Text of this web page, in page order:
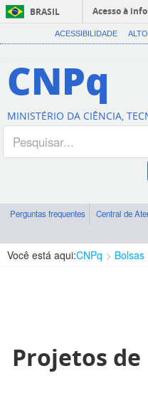
BRASIL
Acesso à
ACESSIBILIDADE
CNPq
MINISTÉRIO DA CIÊNCIA,
Perguntas frequentes Central de
Você está aqui:CNPq
Projetos de